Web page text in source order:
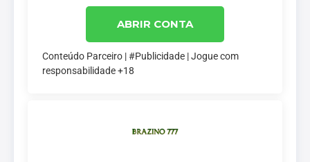
ABRIR CONTA
Conteúdo Parceiro | #Publicidade | Jogue com
responsabilidade +18